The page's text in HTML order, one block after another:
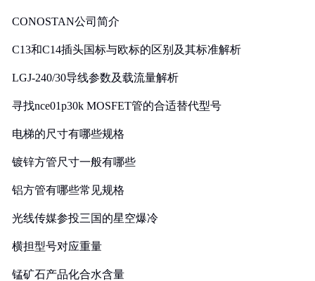
CONOSTAN公司简介
C13和C14插头国标与欧标的区别及其标准解析
LGJ-240/30导线参数及载流量解析
寻找nce01p30k MOSFET管的合适替代型号
电梯的尺寸有哪些规格
镀锌方管尺寸一般有哪些
铝方管有哪些常见规格
光线传媒参投三国的星空爆冷
横担型号对应重量
锰矿石产品化合水含量